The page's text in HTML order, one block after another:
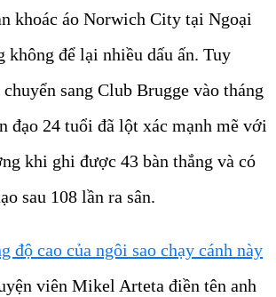
khoác áo Norwich City tại Ngoại
không để lại nhiều dấu ấn. Tuy
sang Club Brugge vào tháng
đạo 24 tuổi đã lột xác mạnh mẽ với
khi ghi được 43 bàn thắng và có
sau 108 lần ra sân.
độ cao của ngôi sao chạy cánh này
viên Mikel Arteta điền tên anh